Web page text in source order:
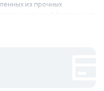
из прочных
с металлом, деревом и
ремонте. Надёжные диски